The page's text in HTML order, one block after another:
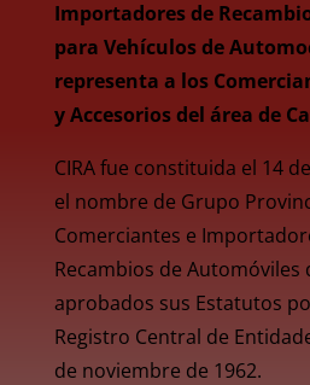
Importadores de
para Vehículos de
representa a los
y Accesorios del área de
CIRA fue constituida el 14
el nombre de Grupo
Comerciantes e
Recambios de Automóviles
aprobados sus Estatutos
Registro Central de
de noviembre de 1962.